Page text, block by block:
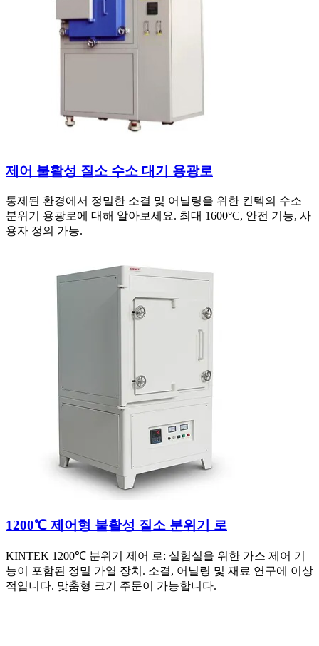
제어 불활성 질소 수소 대기 용광로
통제된 환경에서 정밀한 소결 및 어닐링을 위한 킨텍의 수소
분위기 용광로에 대해 알아보세요. 최대 1600°C, 안전 기능, 사
용자 정의 가능.
1200℃ 제어형 불활성 질소 분위기 로
KINTEK 1200℃ 분위기 제어 로: 실험실을 위한 가스 제어 기
능이 포함된 정밀 가열 장치. 소결, 어닐링 및 재료 연구에 이상
적입니다. 맞춤형 크기 주문이 가능합니다.